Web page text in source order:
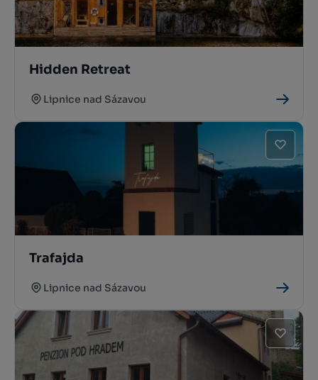
Hidden Retreat
Lipnice nad Sázavou
Trafajda
Lipnice nad Sázavou